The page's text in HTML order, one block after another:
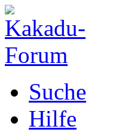
Suche
Hilfe